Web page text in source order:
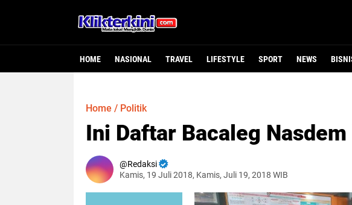
HOME NASIONAL TRAVEL LIFESTYLE SPORT NEWS
Home / Politik
Ini Daftar Bacaleg Nasdem
Redaksi
Kamis, 19 Juli 2018, Kamis, Juli 19, 2018 WIB